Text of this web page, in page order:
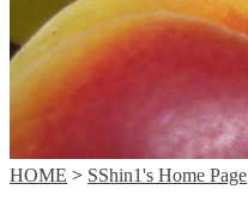
HOME > SShin1's Home Page